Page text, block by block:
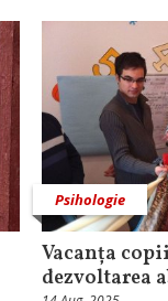
Psihologie
Vacanța
dezvoltarea